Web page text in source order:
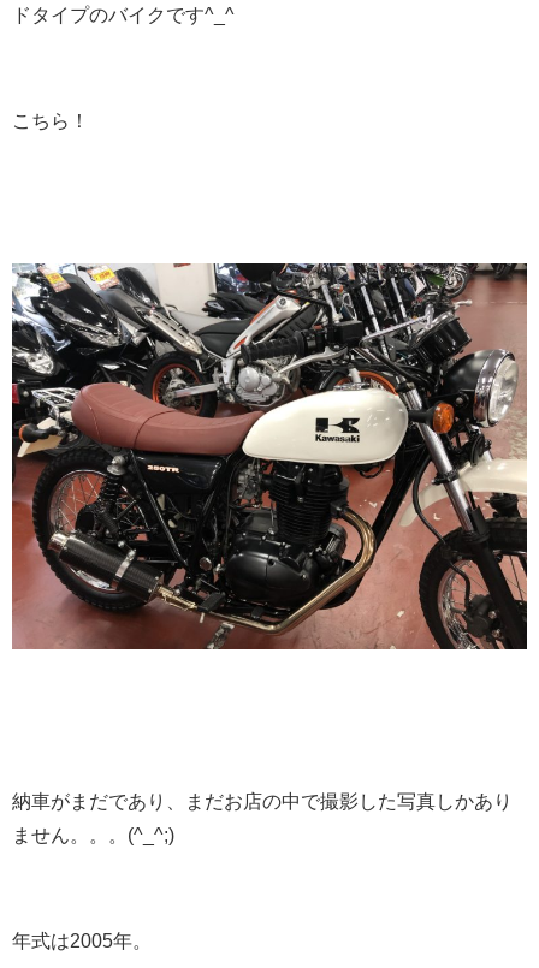
ドタイプのバイクです^_^
こちら！
納車がまだであり、まだお店の中で撮影した写真しかあり
ません。。。(^_^;)
年式は2005年。